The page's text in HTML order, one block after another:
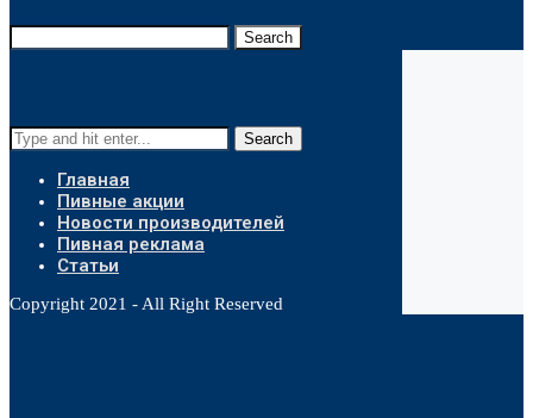
Search
Search
Главная
Пивные акции
Новости производителей
Пивная реклама
Статьи
Copyright 2021 - All Right Reserved